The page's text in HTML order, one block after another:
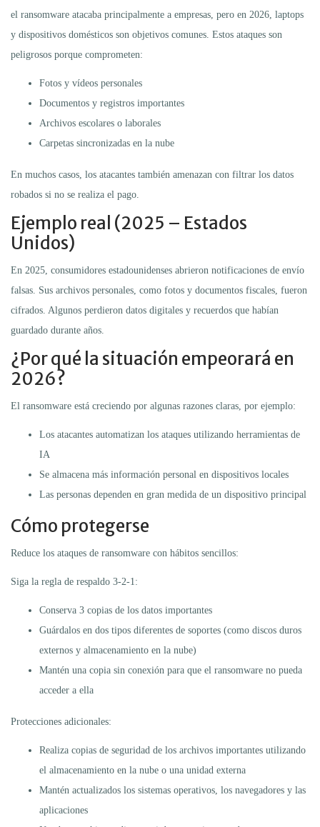
el ransomware atacaba principalmente a empresas, pero en 2026, laptops
y dispositivos domésticos son objetivos comunes. Estos ataques son
peligrosos porque comprometen:
Fotos y vídeos personales
Documentos y registros importantes
Archivos escolares o laborales
Carpetas sincronizadas en la nube
En muchos casos, los atacantes también amenazan con filtrar los datos
robados si no se realiza el pago.
Ejemplo real (2025 – Estados
Unidos)
En 2025, consumidores estadounidenses abrieron notificaciones de envío
falsas. Sus archivos personales, como fotos y documentos fiscales, fueron
cifrados. Algunos perdieron datos digitales y recuerdos que habían
guardado durante años.
¿Por qué la situación empeorará en
2026?
El ransomware está creciendo por algunas razones claras, por ejemplo:
Los atacantes automatizan los ataques utilizando herramientas de
IA
Se almacena más información personal en dispositivos locales
Las personas dependen en gran medida de un dispositivo principal
Cómo protegerse
Reduce los ataques de ransomware con hábitos sencillos:
Siga la regla de respaldo 3-2-1:
Conserva 3 copias de los datos importantes
Guárdalos en dos tipos diferentes de soportes (como discos duros
externos y almacenamiento en la nube)
Mantén una copia sin conexión para que el ransomware no pueda
acceder a ella
Protecciones adicionales:
Realiza copias de seguridad de los archivos importantes utilizando
el almacenamiento en la nube o una unidad externa
Mantén actualizados los sistemas operativos, los navegadores y las
aplicaciones